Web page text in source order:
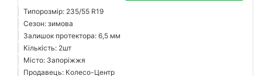
Типорозмір: 235/55 R19
Сезон: зимова
Залишок протектора: 6,5 мм
Кількість: 2шт
Місто: Запоріжжя
Продавець: Колесо-Центр